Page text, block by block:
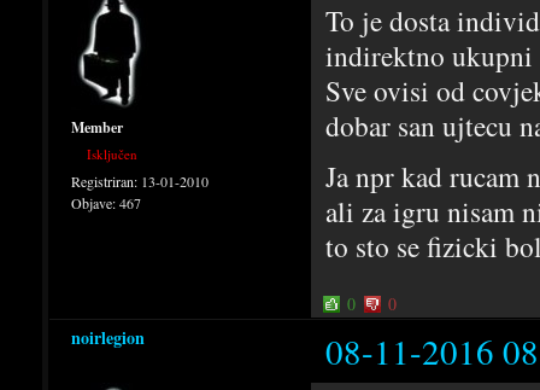
Member
Isključen
Registriran: 13-01-2010
Objave:467
To je dosta
indirektno ukupni
Sve ovisi od
dobar san ujtecu
Ja npr kad rucam
ali za igru nisam
to sto se fizicki
0 0
noirlegion 08-11-2016